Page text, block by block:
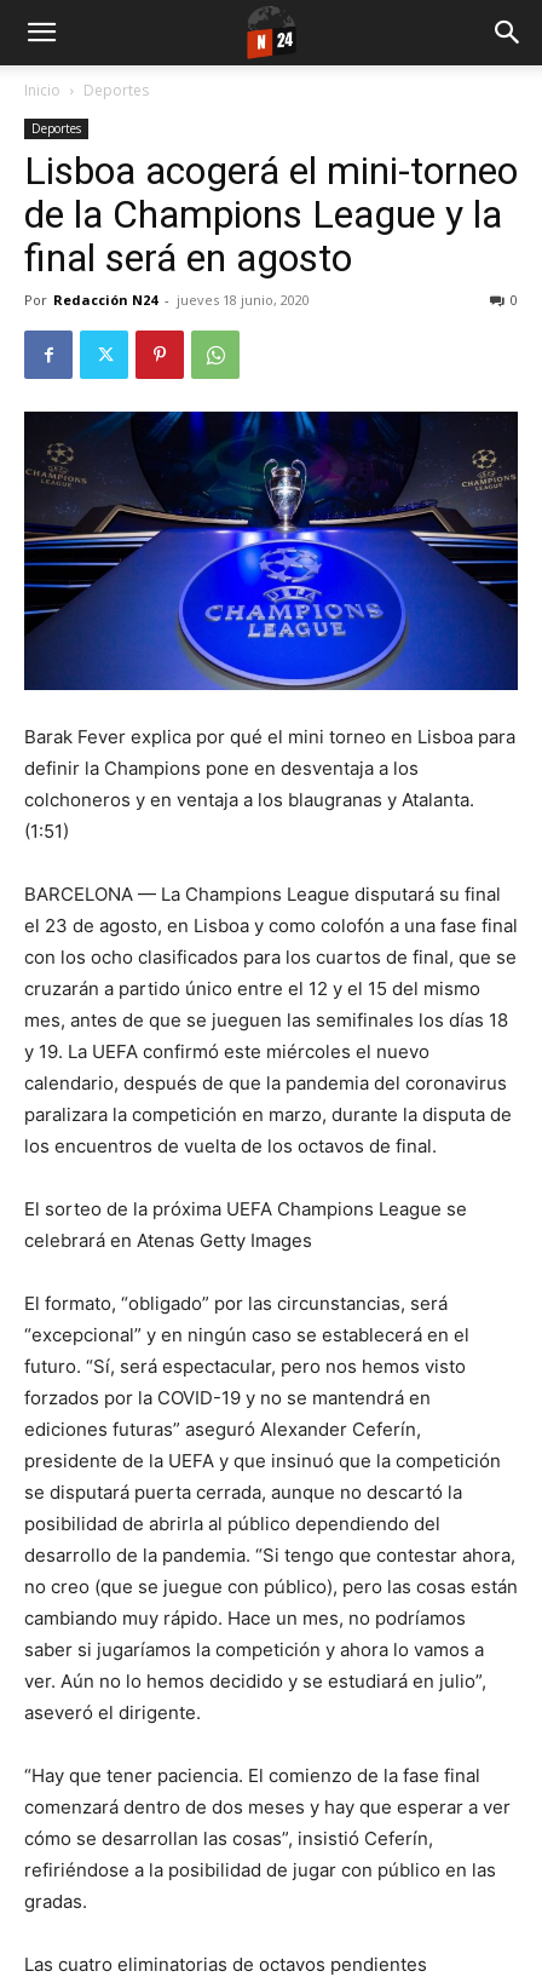
Inicio Deportes
Deportes
Lisboa acogerá el mini-torneo
de la Champions League y la
final será en agosto
Por Redacción N24 - jueves 18 junio, 2020 0
Barak Fever explica por qué el mini torneo en Lisboa para
definir la Champions pone en desventaja a los
colchoneros y en ventaja a los blaugranas y Atalanta.
(1:51)
BARCELONA — La Champions League disputará su final
el 23 de agosto, en Lisboa y como colofón a una fase final
con los ocho clasificados para los cuartos de final, que se
cruzarán a partido único entre el 12 y el 15 del mismo
mes, antes de que se jueguen las semifinales los días 18
y 19. La UEFA confirmó este miércoles el nuevo
calendario, después de que la pandemia del coronavirus
paralizara la competición en marzo, durante la disputa de
los encuentros de vuelta de los octavos de final.
El sorteo de la próxima UEFA Champions League se
celebrará en Atenas Getty Images
El formato, “obligado” por las circunstancias, será
“excepcional” y en ningún caso se establecerá en el
futuro. “Sí, será espectacular, pero nos hemos visto
forzados por la COVID-19 y no se mantendrá en
ediciones futuras” aseguró Alexander Ceferín,
presidente de la UEFA y que insinuó que la competición
se disputará puerta cerrada, aunque no descartó la
posibilidad de abrirla al público dependiendo del
desarrollo de la pandemia. “Si tengo que contestar ahora,
no creo (que se juegue con público), pero las cosas están
cambiando muy rápido. Hace un mes, no podríamos
saber si jugaríamos la competición y ahora lo vamos a
ver. Aún no lo hemos decidido y se estudiará en julio”,
aseveró el dirigente.
“Hay que tener paciencia. El comienzo de la fase final
comenzará dentro de dos meses y hay que esperar a ver
cómo se desarrollan las cosas”, insistió Ceferín,
refiriéndose a la posibilidad de jugar con público en las
gradas.
Las cuatro eliminatorias de octavos pendientes